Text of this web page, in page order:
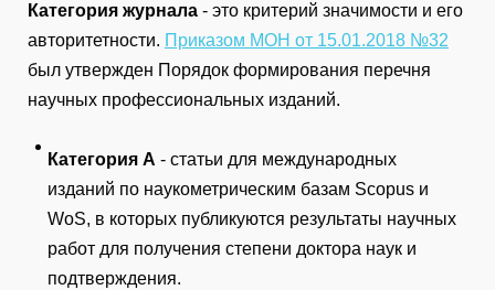
Категория журнала - это критерий значимости и его
авторитетности. Приказом МОН от 15.01.2018 №32
был утвержден Порядок формирования перечня
научных профессиональных изданий.
Категория А - статьи для международных
изданий по наукометрическим базам Scopus и
WoS, в которых публикуются результаты научных
работ для получения степени доктора наук и
подтверждения.